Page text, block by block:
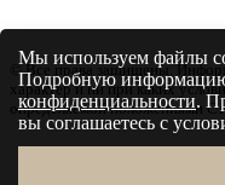
© Все права защищены.
характер и ни при каких
определяемой положениями
Мы используем файлы
Подробную
конфиденциальности.
вы соглашаетесь с